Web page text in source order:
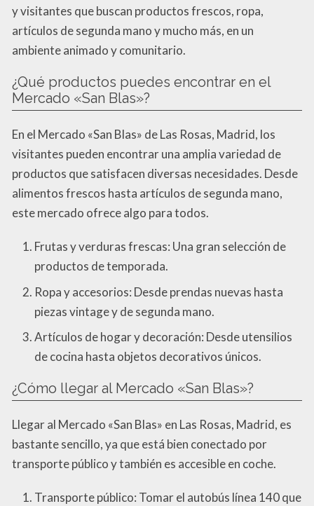
y visitantes que buscan productos frescos, ropa,
artículos de segunda mano y mucho más, en un
ambiente animado y comunitario.
¿Qué productos puedes encontrar en el
Mercado «San Blas»?
En el Mercado «San Blas» de Las Rosas, Madrid, los
visitantes pueden encontrar una amplia variedad de
productos que satisfacen diversas necesidades. Desde
alimentos frescos hasta artículos de segunda mano,
este mercado ofrece algo para todos.
Frutas y verduras frescas: Una gran selección de
productos de temporada.
Ropa y accesorios: Desde prendas nuevas hasta
piezas vintage y de segunda mano.
Artículos de hogar y decoración: Desde utensilios
de cocina hasta objetos decorativos únicos.
¿Cómo llegar al Mercado «San Blas»?
Llegar al Mercado «San Blas» en Las Rosas, Madrid, es
bastante sencillo, ya que está bien conectado por
transporte público y también es accesible en coche.
Transporte público: Tomar el autobús línea 140 que